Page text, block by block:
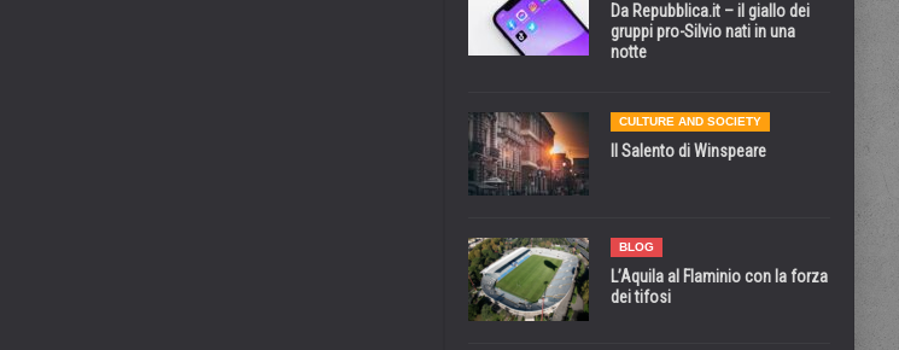
Da Repubblica.it – il giallo dei
gruppi pro-Silvio nati in una
notte
CULTURE AND SOCIETY
Il Salento di Winspeare
BLOG
L’Aquila al Flaminio con la forza
dei tifosi